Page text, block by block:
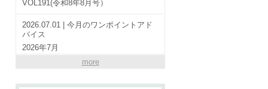
VOL191(令和8年8月号）
2026.07.01 | 今月のワンポイントアド
バイス
2026年7月
VOL190(令和8年7月号）
more